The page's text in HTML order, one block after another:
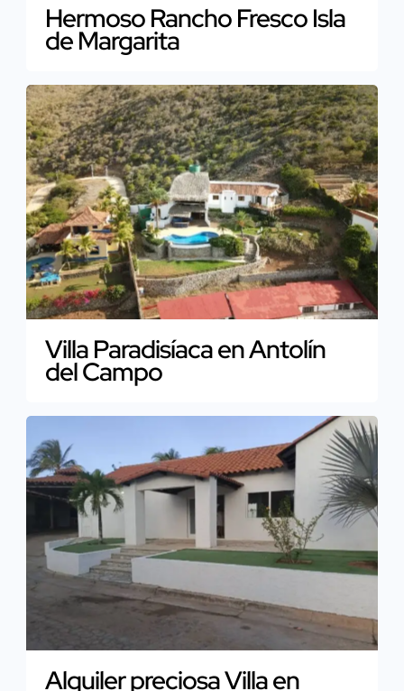
Hermoso Rancho Fresco Isla
de Margarita
Villa Paradisíaca en Antolín
del Campo
Alquiler preciosa Villa en